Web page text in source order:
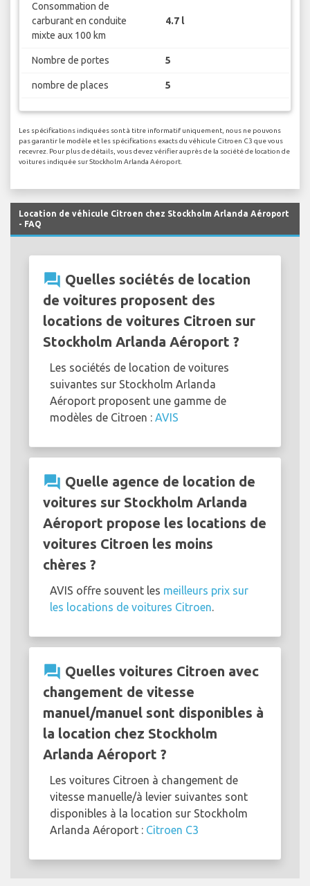
Consommation de
carburant en conduite
mixte aux 100 km
4.7 l
Nombre de portes 5
nombre de places 5
Les spécifications indiquées sont à titre informatif uniquement, nous ne pouvons
pas garantir le modèle et les spécifications exacts du véhicule Citroen C3 que vous
recevrez. Pour plus de détails, vous devez vérifier auprès de la société de location de
voitures indiquée sur Stockholm Arlanda Aéroport.
Location de véhicule Citroen chez Stockholm Arlanda Aéroport
- FAQ
question_answer Quelles sociétés de location
de voitures proposent des
locations de voitures Citroen sur
Stockholm Arlanda Aéroport ?
Les sociétés de location de voitures
suivantes sur Stockholm Arlanda
Aéroport proposent une gamme de
modèles de Citroen : AVIS
question_answer Quelle agence de location de
voitures sur Stockholm Arlanda
Aéroport propose les locations de
voitures Citroen les moins
chères ?
AVIS offre souvent les meilleurs prix sur
les locations de voitures Citroen
question_answer Quelles voitures Citroen avec
changement de vitesse
manuel/manuel sont disponibles à
la location chez Stockholm
Arlanda Aéroport ?
Les voitures Citroen à changement de
vitesse manuelle/à levier suivantes sont
disponibles à la location sur Stockholm
Arlanda Aéroport : Citroen C3